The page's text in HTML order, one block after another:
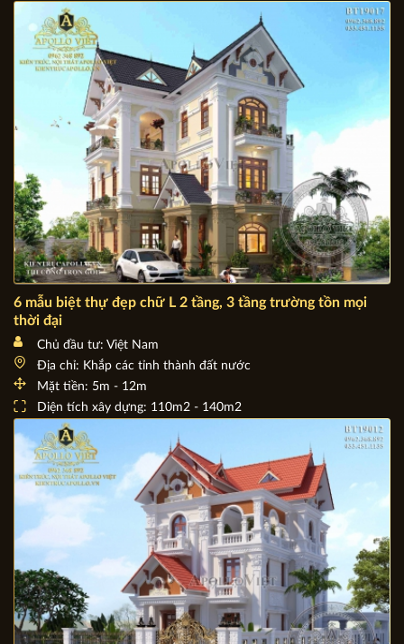
BÀI VIẾT LIÊN QUAN:
6 mẫu biệt thự đẹp chữ L 2 tầng, 3 tầng trường tồn mọi
thời đại
Chủ đầu tư: Việt Nam
Địa chỉ: Khắp các tỉnh thành đất nước
Mặt tiền: 5m - 12m
Diện tích xây dựng: 110m2 - 140m2